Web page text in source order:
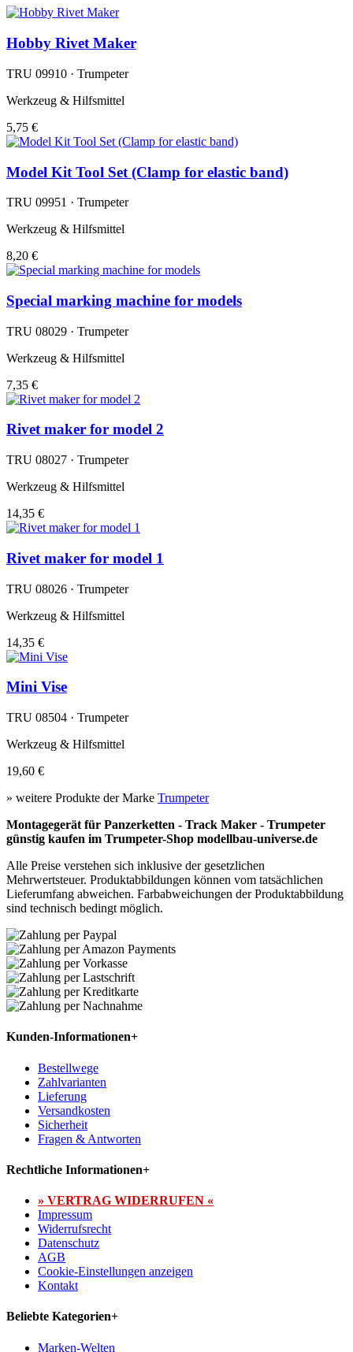
Hobby Rivet Maker
TRU 09910 · Trumpeter
Werkzeug & Hilfsmittel
5,75 €
Model Kit Tool Set (Clamp for elastic band)
TRU 09951 · Trumpeter
Werkzeug & Hilfsmittel
8,20 €
Special marking machine for models
TRU 08029 · Trumpeter
Werkzeug & Hilfsmittel
7,35 €
Rivet maker for model 2
TRU 08027 · Trumpeter
Werkzeug & Hilfsmittel
14,35 €
Rivet maker for model 1
TRU 08026 · Trumpeter
Werkzeug & Hilfsmittel
14,35 €
Mini Vise
TRU 08504 · Trumpeter
Werkzeug & Hilfsmittel
19,60 €
» weitere Produkte der Marke Trumpeter
Montagegerät für Panzerketten - Track Maker - Trumpeter
günstig kaufen im Trumpeter-Shop modellbau-universe.de
Alle Preise verstehen sich inklusive der gesetzlichen
Mehrwertsteuer. Produktabbildungen können vom tatsächlichen
Lieferumfang abweichen. Farbabweichungen der Produktabbildung
sind technisch bedingt möglich.
Kunden-Informationen+
Bestellwege
Zahlvarianten
Lieferung
Versandkosten
Sicherheit
Fragen & Antworten
Rechtliche Informationen+
» VERTRAG WIDERRUFEN «
Impressum
Widerrufsrecht
Datenschutz
AGB
Cookie-Einstellungen anzeigen
Kontakt
Beliebte Kategorien+
Marken-Welten